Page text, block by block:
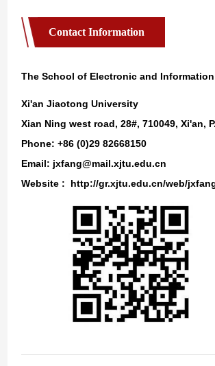
Contact Information